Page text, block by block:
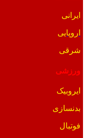
ایرانی
اروپایی
شرقی
ورزشی
ایروبیک
بدنسازی
فوتبال